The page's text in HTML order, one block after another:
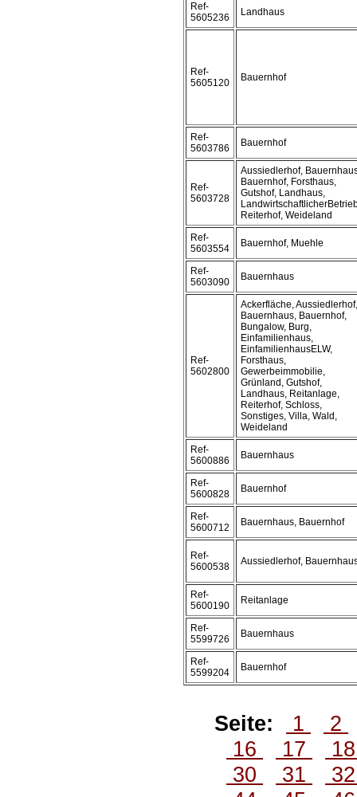
Ref-
5605236
Landhaus
Ref-
5605120
Bauernhof
Ref-
5603786
Bauernhof
Ref-
5603728
Aussiedlerhof,
Bauernhof, Forsthaus,
Gutshof, Landhaus,
Reiterhof, Weideland
Ref-
5603554
Bauernhof, Muehle
Ref-
5603090
Bauernhaus
Ref-
5602800
Ackerfläche, Aussiedlerhof,
Bauernhaus, Bauernhof,
Bungalow, Burg,
Einfamilienhaus,
EinfamilienhausELW,
Forsthaus,
Gewerbeimmobilie,
Grünland, Gutshof,
Landhaus, Reitanlage,
Reiterhof, Schloss,
Sonstiges, Villa, Wald,
Weideland
Ref-
5600886
Bauernhaus
Ref-
5600828
Bauernhof
Ref-
5600712
Bauernhaus, Bauernhof
Ref-
5600538
Aussiedlerhof,
Ref-
5600190
Reitanlage
Ref-
5599726
Bauernhaus
Ref-
5599204
Bauernhof
Seite: 1
2
16
17
30
31